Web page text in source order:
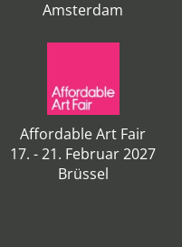
Amsterdam
Affordable Art Fair
17. - 21. Februar 2027
Brüssel